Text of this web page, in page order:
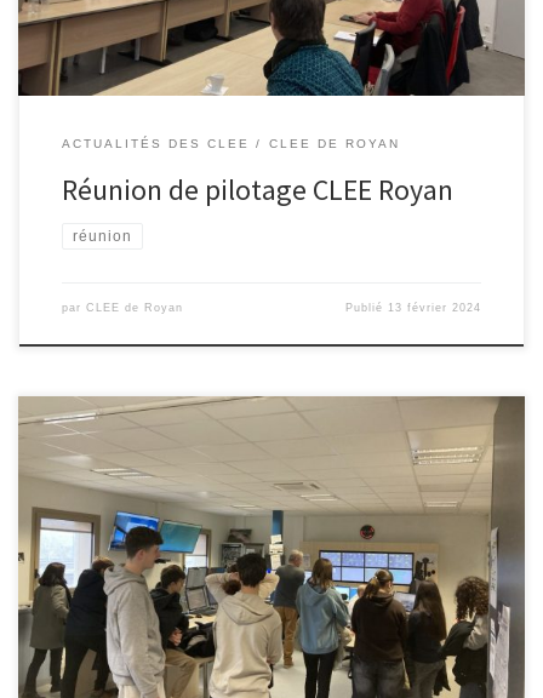
ACTUALITÉS DES CLEE CLEE DE ROYAN
Réunion de pilotage CLEE Royan
réunion
par CLEE de Royan Publié 13 février 2024
Les 12 et 13 février 2024 , la société MESEA (maintenance ligne
ferroviaire) recevait des élèves de 3éme du collège Eugène
Delacroix pour une classe en entreprise; L’occasion pour ces
jeunes de découvrir de nouveaux métiers très axés sécurité et de
mettre en application un bon nombre de sujets appris […]